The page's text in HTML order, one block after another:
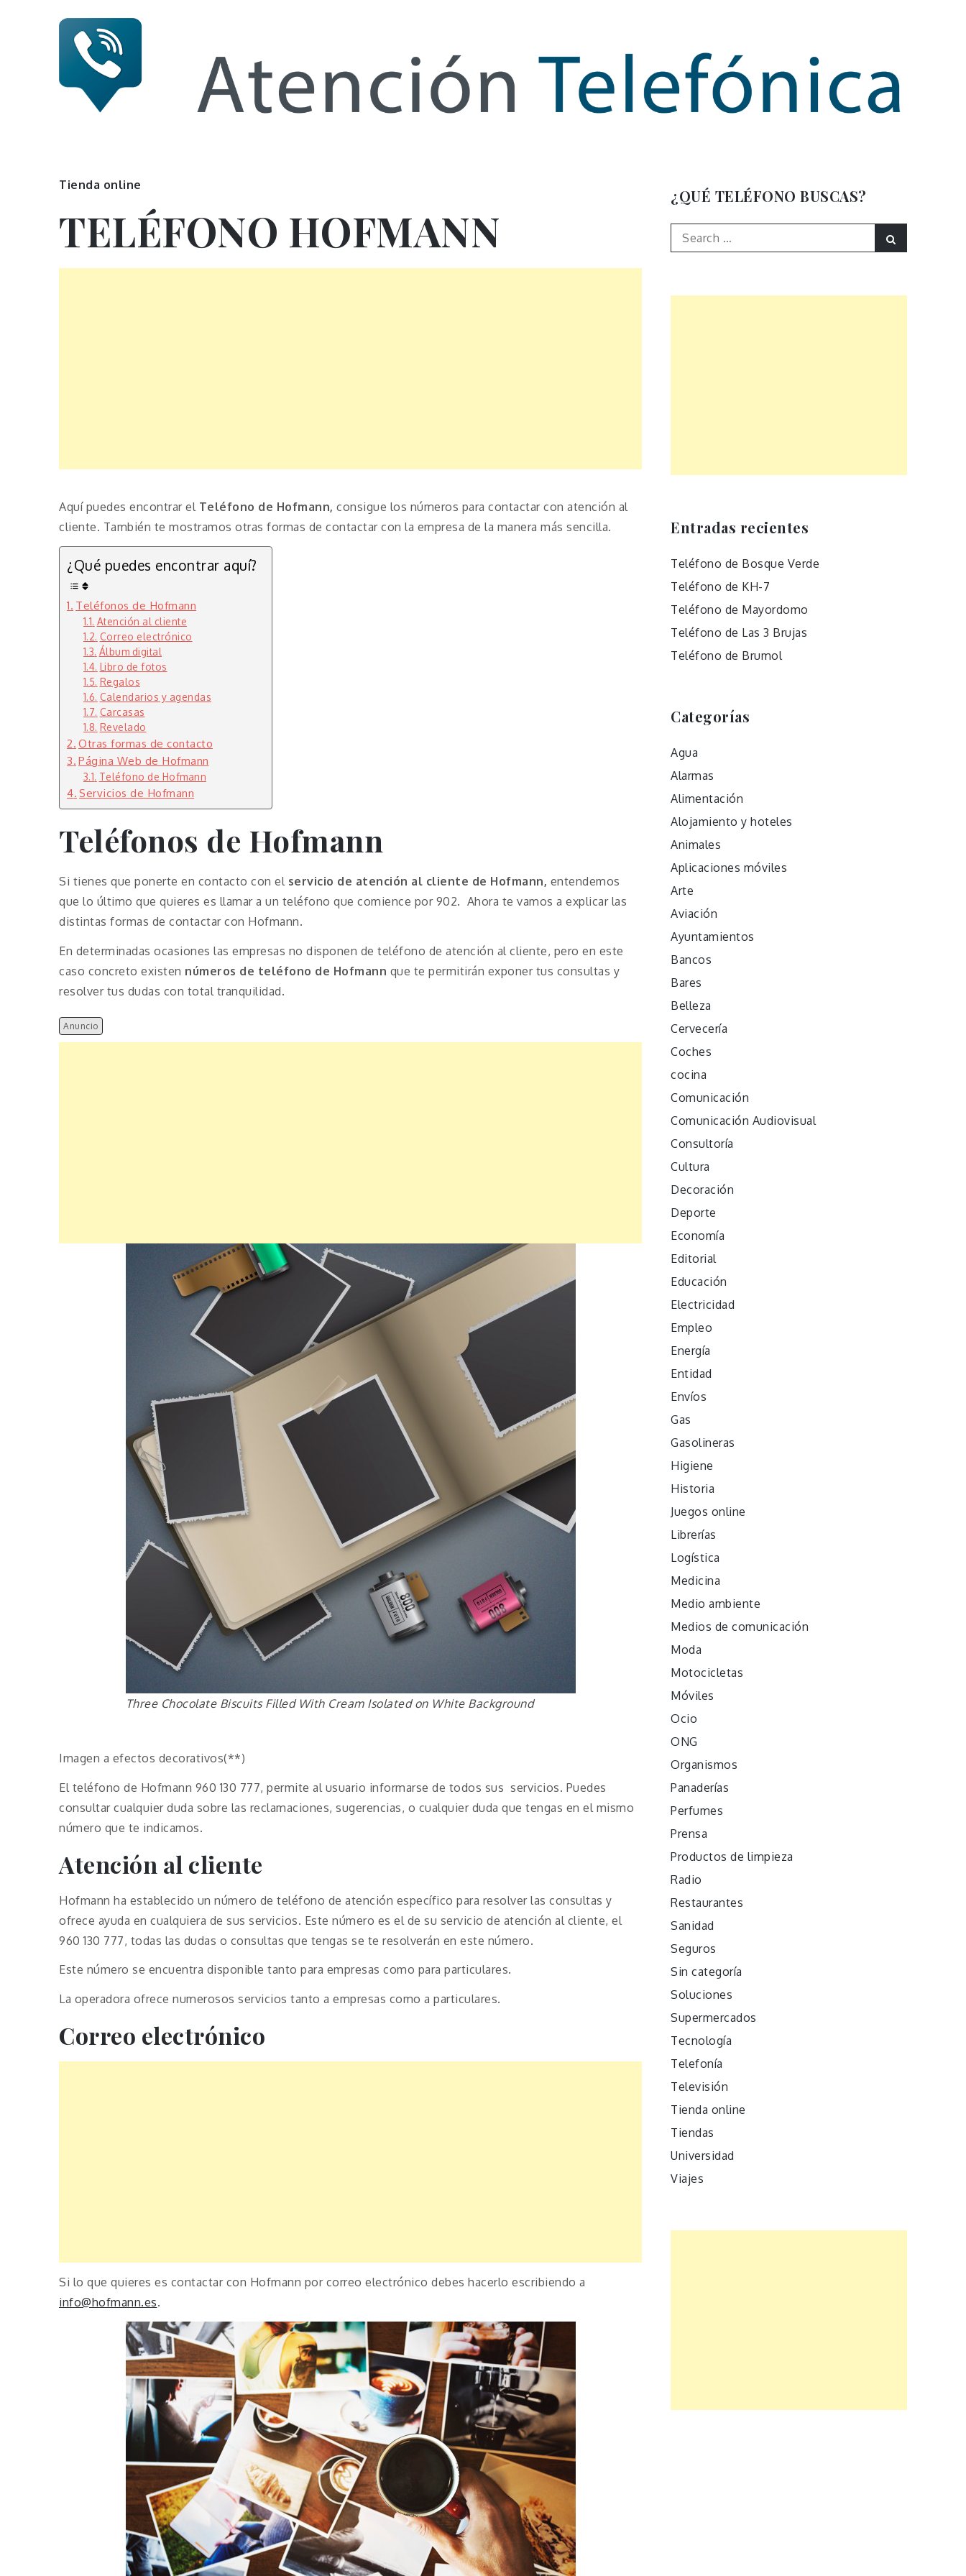
Numero de Información
Tienda online
TELÉFONO HOFMANN
Aquí puedes encontrar elTeléfono de Hofmann, consigue los números para contactar con atención al
cliente. También te mostramos otras formas de contactar con la empresa de la manera más sencilla.
¿Qué puedes encontrar aquí?
Teléfonos de Hofmann
Atención al cliente
Correo electrónico
Álbum digital
Libro de fotos
Regalos
Calendarios y agendas
Carcasas
Revelado
Otras formas de contacto
Página Web de Hofmann
Teléfono de Hofmann
Servicios de Hofmann
Teléfonos de Hofmann
Si tienes que ponerte en contacto con el servicio de atención al cliente de Hofmann, entendemos
que lo último que quieres es llamar a un teléfono que comience por 902. Ahora te vamos a explicar las
distintas formas de contactar con Hofmann.
En determinadas ocasiones las empresas no disponen de teléfono de atención al cliente, pero en este
caso concreto existen números de teléfono de Hofmann que te permitirán exponer tus consultas y
resolver tus dudas con total tranquilidad.
Anuncio
Three Chocolate Biscuits Filled With Cream Isolated on White Background
Imagen a efectos decorativos(**)
El teléfono de Hofmann 960 130 777, permite al usuario informarse de todos sus servicios. Puedes
consultar cualquier duda sobre las reclamaciones, sugerencias, o cualquier duda que tengas en el mismo
número que te indicamos.
Atención al cliente
Hofmann ha establecido un número de teléfono de atención específico para resolver las consultas y
ofrece ayuda en cualquiera de sus servicios. Este número es el de su servicio de atención al cliente, el
960 130 777, todas las dudas o consultas que tengas se te resolverán en este número.
Este número se encuentra disponible tanto para empresas como para particulares.
La operadora ofrece numerosos servicios tanto a empresas como a particulares.
Correo electrónico
Si lo que quieres es contactar con Hofmann por correo electrónico debes hacerlo escribiendo a
info@hofmann.es.
¿QUÉ TELÉFONO BUSCAS?
Search
for:
Entradas recientes
Teléfono de Bosque Verde
Teléfono de KH-7
Teléfono de Mayordomo
Teléfono de Las 3 Brujas
Teléfono de Brumol
Categorías
Agua
Alarmas
Alimentación
Alojamiento y hoteles
Animales
Aplicaciones móviles
Arte
Aviación
Ayuntamientos
Bancos
Bares
Belleza
Cervecería
Coches
cocina
Comunicación
Comunicación Audiovisual
Consultoría
Cultura
Decoración
Deporte
Economía
Editorial
Educación
Electricidad
Empleo
Energía
Entidad
Envíos
Gas
Gasolineras
Higiene
Historia
Juegos online
Librerías
Logística
Medicina
Medio ambiente
Medios de comunicación
Moda
Motocicletas
Móviles
Ocio
ONG
Organismos
Panaderías
Perfumes
Prensa
Productos de limpieza
Radio
Restaurantes
Sanidad
Seguros
Sin categoría
Soluciones
Supermercados
Tecnología
Telefonía
Televisión
Tienda online
Tiendas
Universidad
Viajes